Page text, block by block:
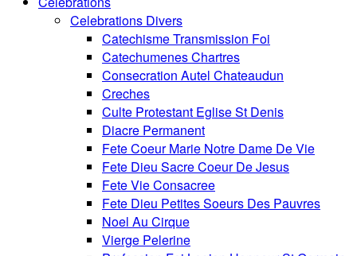
Celebrations Divers
Catechisme Transmission Foi
Catechumenes Chartres
Consecration Autel Chateaudun
Creches
Culte Protestant Eglise St Denis
Diacre Permanent
Fete Coeur Marie Notre Dame De Vie
Fete Dieu Sacre Coeur De Jesus
Fete Vie Consacree
Fete Dieu Petites Soeurs Des Pauvres
Noel Au Cirque
Vierge Pelerine